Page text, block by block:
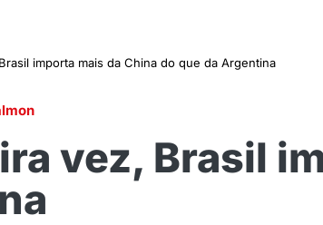
importa mais da China do que da Argentina
vez, Brasil